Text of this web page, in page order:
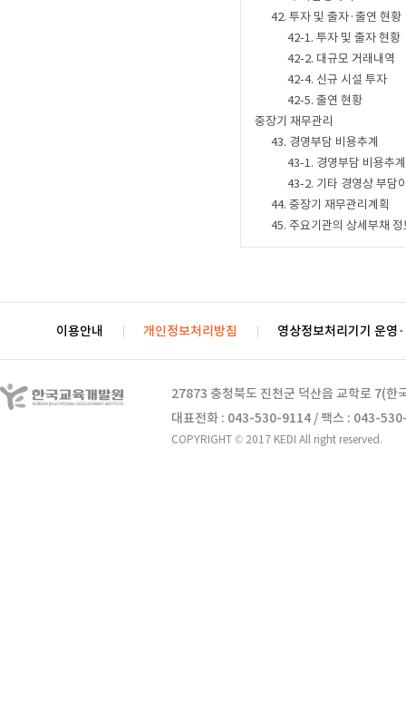
42. 투자 및 출자·출연 현황
42-1. 투자 및 출자 현황
42-2. 대규모 거래내역
42-4. 신규 시설 투자
42-5. 출연 현황
중장기 재무관리
43. 경영부담 비용추계
43-1. 경영부담 비용추계
43-2. 기타 경영상 부담
44. 중장기 재무관리계획
45. 주요기관의 상세부채 정
이용안내 개인정보처리방침 영상정보처리기기 운영
27873 충청북도 진천군 덕산읍 교학로 7(한
대표전화 : 043-530-9114 / 팩스 : 043-
COPYRIGHT © 2017 KEDI All right reserved.